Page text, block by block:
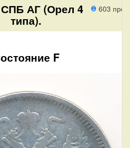
603
СПБ АГ (Орел 4
типа).
F